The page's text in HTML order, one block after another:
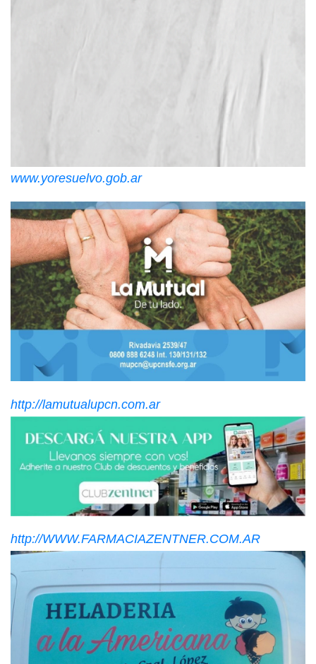
www.yoresuelvo.gob.ar
http://lamutualupcn.com.ar
http://WWW.FARMACIAZENTNER.COM.AR